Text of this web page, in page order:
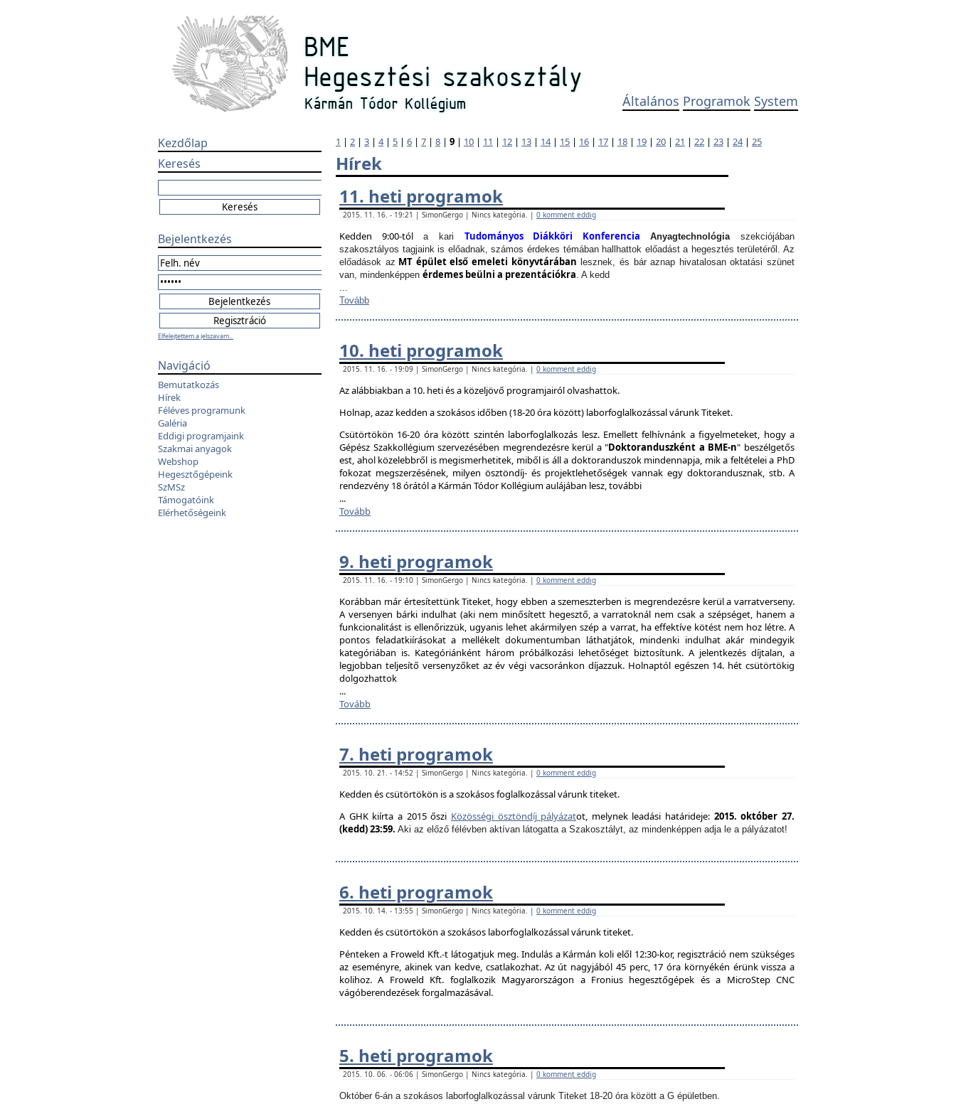
Általános Programok System
Kezdőlap
Keresés
Bejelentkezés
Elfelejtettem a jelszavam...
Navigáció
Bemutatkozás
Hírek
Féléves programunk
Galéria
Eddigi programjaink
Szakmai anyagok
Webshop
Hegesztőgépeink
SzMSz
Támogatóink
Elérhetőségeink
1 | 2 | 3 | 4| 5 | 6 | 7 | 8 | 9 | 10 | 11 | 12 | 13 | 14| 15 | 16 | 17 | 18 | 19 | 20 | 21 | 22 | 23 | 24| 25
Hírek
11. heti programok
2015. 11. 16. - 19:21 | SimonGergo | Nincs kategória. | 0 komment eddig
Kedden 9:00-tól a kari Tudományos Diákköri Konferencia Anyagtechnológiaszekciójában
szakosztályos tagjaink is előadnak, számos érdekes témában hallhattok előadást a hegesztés területéről. Az
előadások az MT épület első emeleti könyvtárában lesznek, és bár aznap hivatalosan oktatási szünet
van, mindenképpen érdemes beülni a prezentációkra. A kedd
...
Tovább
10. heti programok
2015. 11. 16. - 19:09 | SimonGergo | Nincs kategória. | 0 komment eddig
Az alábbiakban a 10. heti és a közeljövő programjairól olvashattok.
Holnap, azaz kedden a szokásos időben (18-20 óra között) laborfoglalkozással várunk Titeket.
Csütörtökön 16-20 óra között szintén laborfoglalkozás lesz. Emellett felhívnánk a figyelmeteket, hogy a
Gépész Szakkollégium szervezésében megrendezésre kerül a "Doktoranduszként a BME-n" beszélgetős
est, ahol közelebbről is megismerhetitek, miből is áll a doktoranduszok mindennapja, mik a feltételei a PhD
fokozat megszerzésének, milyen ösztöndíj- és projektlehetőségek vannak egy doktorandusznak, stb. A
rendezvény 18 órától a Kármán Tódor Kollégium aulájában lesz, további
...
Tovább
9. heti programok
2015. 11. 16. - 19:10 | SimonGergo | Nincs kategória. | 0 komment eddig
Korábban már értesítettünk Titeket, hogy ebben a szemeszterben is megrendezésre kerül a varratverseny.
A versenyen bárki indulhat (aki nem minősített hegesztő, a varratoknál nem csak a szépséget, hanem a
funkcionalitást is ellenőrizzük, ugyanis lehet akármilyen szép a varrat, ha effektíve kötést nem hoz létre. A
pontos feladatkiírásokat a mellékelt dokumentumban láthatjátok, mindenki indulhat akár mindegyik
kategóriában is. Kategóriánként három próbálkozási lehetőséget biztosítunk. A jelentkezés díjtalan, a
legjobban teljesítő versenyzőket az év végi vacsoránkon díjazzuk. Holnaptól egészen 14. hét csütörtökig
dolgozhattok
...
Tovább
7. heti programok
2015. 10. 21. - 14:52 | SimonGergo | Nincs kategória. | 0 komment eddig
Kedden és csütörtökön is a szokásos foglalkozással várunk titeket.
A GHK kiírta a 2015 őszi Közösségi ösztöndíj pályázatot, melynek leadási határideje: 2015. október 27.
(kedd) 23:59. Aki az előző félévben aktívan látogatta a Szakosztályt, az mindenképpen adja le a pályázatot!
6. heti programok
2015. 10. 14. - 13:55 | SimonGergo | Nincs kategória. | 0 komment eddig
Kedden és csütörtökön a szokásos laborfoglalkozással várunk titeket.
Pénteken a Froweld Kft.-t látogatjuk meg. Indulás a Kármán koli elől 12:30-kor, regisztráció nem szükséges
az eseményre, akinek van kedve, csatlakozhat. Az út nagyjából 45 perc, 17 óra környékén érünk vissza a
kolihoz. A Froweld Kft. foglalkozik Magyarországon a Fronius hegesztőgépek és a MicroStep CNC
vágóberendezések forgalmazásával.
5. heti programok
2015. 10. 06. - 06:06 | SimonGergo | Nincs kategória. | 0 komment eddig
Október 6-án a szokásos laborfoglalkozással várunk Titeket 18-20 óra között a G épületben.